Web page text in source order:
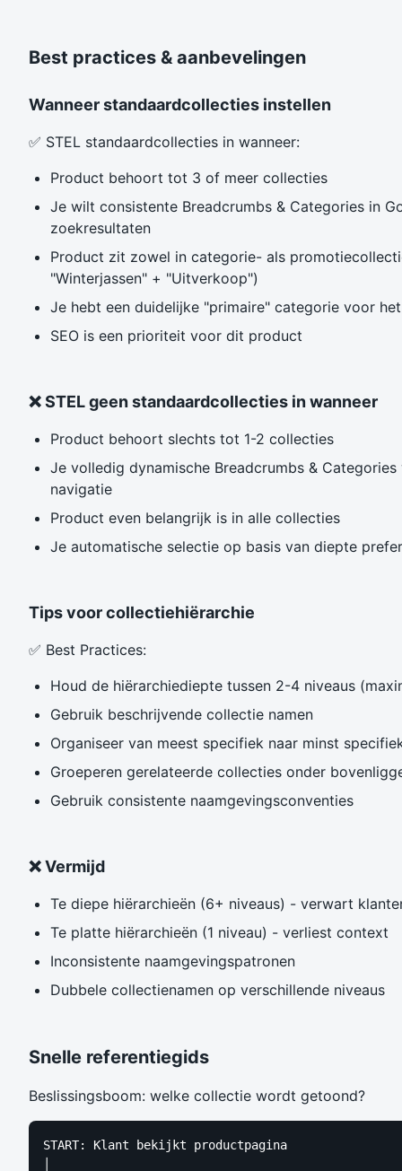
Best practices & aanbevelingen
Wanneer standaardcollecties instellen
✅ STEL standaardcollecties in wanneer:
Product behoort tot 3 of meer collecties
Je wilt consistente Breadcrumbs & Categories in
zoekresultaten
Product zit zowel in categorie- als
"Winterjassen" + "Uitverkoop")
Je hebt een duidelijke "primaire" categorie voor
SEO is een prioriteit voor dit product
❌ STEL geen standaardcollecties in wanneer
Product behoort slechts tot 1-2 collecties
Je volledig dynamische Breadcrumbs &
navigatie
Product even belangrijk is in alle collecties
Je automatische selectie op basis van diepte
Tips voor collectiehiërarchie
✅ Best Practices:
Houd de hiërarchiediepte tussen 2-4 niveaus
Gebruik beschrijvende collectie namen
Organiseer van meest specifiek naar minst
Groeperen gerelateerde collecties onder
Gebruik consistente naamgevingsconventies
❌ Vermijd
Te diepe hiërarchieën (6+ niveaus) - verwart
Te platte hiërarchieën (1 niveau) - verliest context
Inconsistente naamgevingspatronen
Dubbele collectienamen op verschillende niveaus
Snelle referentiegids
Beslissingsboom: welke collectie wordt getoond?
START: Klant bekijkt productpagina